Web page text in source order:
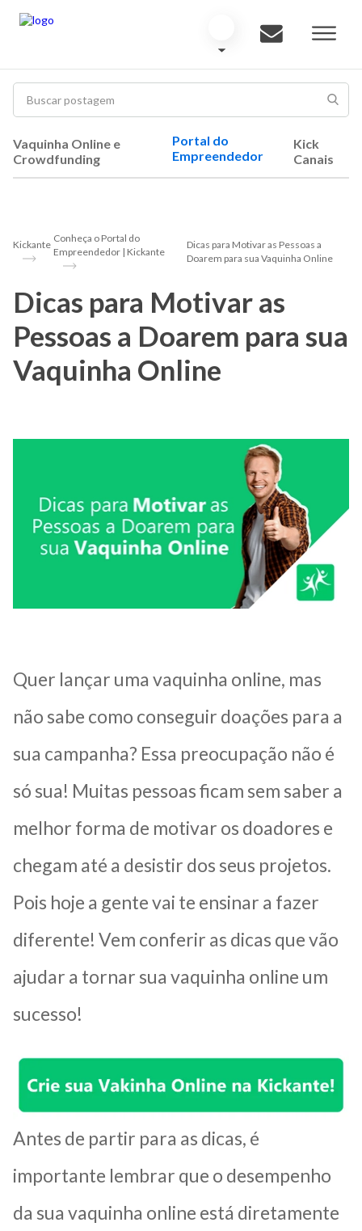
Vaquinha Online e
Crowdfunding
Portal do
Empreendedor
Kick
Canais
Kickante
Conheça o Portal do
Empreendedor | Kickante
Dicas para Motivar as Pessoas a
Doarem para sua Vaquinha Online
Dicas para Motivar as
Pessoas a Doarem para sua
Vaquinha Online
Quer lançar uma vaquinha online, mas
não sabe como conseguir doações para a
sua campanha? Essa preocupação não é
só sua! Muitas pessoas ficam sem saber a
melhor forma de motivar os doadores e
chegam até a desistir dos seus projetos.
Pois hoje a gente vai te ensinar a fazer
diferente! Vem conferir as dicas que vão
ajudar a tornar sua vaquinha online um
sucesso!
Antes de partir para as dicas, é
importante lembrar que o desempenho
da sua vaquinha online está diretamente